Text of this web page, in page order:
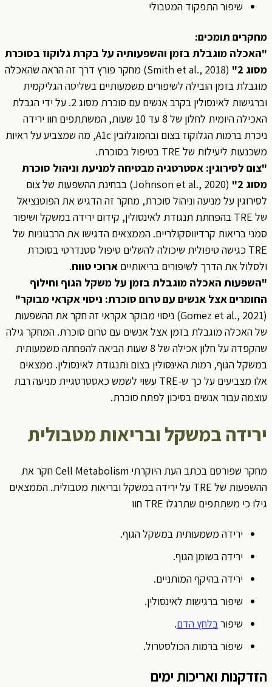
שיפור התפקוד המטבולי
מחקרים תומכים:
"האכלה מוגבלת בזמן והשפעותיה על בקרת גלוקוז בסוכרת
מסוג 2"
(Smith et al., 2018) מחקר פורץ דרך זה הראה שהאכלה
מוגבלת בזמן הובילה לשיפורים משמעותיים בשליטה הגליקמית
וברגישות לאינסולין בקרב אנשים עם סוכרת מסוג 2. על ידי הגבלת
האכילה היומית לחלון של 8 עד 10 שעות, המשתתפים חוו ירידה
ניכרת ברמות הגלוקוז בצום ובהמוגלובין A1c, מה שמצביע על ראיות
משכנעות ליעילות של TRE בטיפול בסוכרת.
"צום לסירוגין: אסטרטגיה מבטיחה למניעת וניהול סוכרת
מסוג 2"
(Johnson et al., 2020) בבחינת ההשפעות של צום
לסירוגין על מניעה וניהול סוכרת, מחקר זה הדגיש את הפוטנציאל
של TRE בהפחתת תנגודת לאינסולין, קידום ירידה במשקל ושיפור
סמני בריאות קרדיווסקולריים. הממצאים הדגישו את הרבגוניות של
TRE כגישה טיפולית שיכולה להשלים טיפול סטנדרטי בסוכרת
ולסלול את הדרך לשיפורים בריאותיים ארוכי טווח.
"השפעות האכלה מוגבלת בזמן על משקל הגוף וחילוף
החומרים אצל אנשים עם טרום סוכרת: ניסוי אקראי מבוקר"
(Gomez et al., 2021) ניסוי מבוקר אקראי זה חקר את ההשפעות
של האכלה מוגבלת בזמן אצל אנשים עם טרום סוכרת. המחקר גילה
שהקפדה על חלון אכילה של 8 שעות הביאה להפחתה משמעותית
במשקל הגוף, רמות האינסולין בצום ותנגודת לאינסולין. ממצאים
אלו מצביעים על כך ש-TRE עשוי לשמש כאסטרטגיית מניעה רבת
עוצמה עבור אנשים בסיכון לפתח סוכרת.
ירידה במשקל ובריאות מטבולית
מחקר שפורסם בכתב העת היוקרתי Cell Metabolism חקר את
ההשפעות של TRE על ירידה במשקל ובריאות מטבולית. הממצאים
גילו כי משתתפים שתרגלו TRE חוו
ירידה משמעותית במשקל הגוף.
ירידה בשומן הגוף.
ירידה בהיקף המותניים.
שיפור ברגישות לאינסולין.
שיפורבלחץ הדם.
שיפור ברמות הכולסטרול.
הזדקנות ואריכות ימים